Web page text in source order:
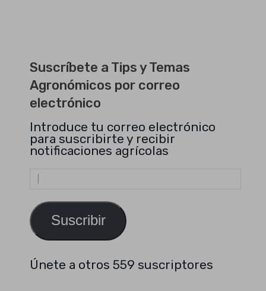
Suscríbete a Tips y Temas
Agronómicos por correo
electrónico
Introduce tu correo electrónico
para suscribirte y recibir
notificaciones agrícolas
Dirección
de
Suscribir
Únete a otros 559 suscriptores